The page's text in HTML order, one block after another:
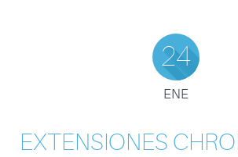
24
ENE
EXTENSIONES